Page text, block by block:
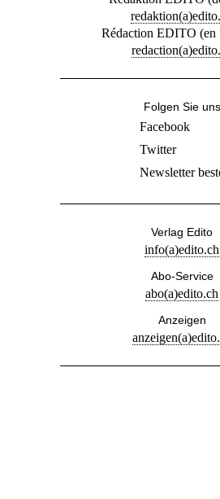
Verlag Edito
info(a)edito.ch
Abo-Service
Anzeigen